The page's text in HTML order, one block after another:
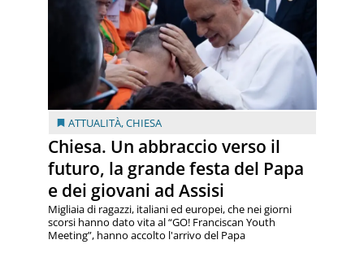
ATTUALITÀ,CHIESA
Chiesa. Un abbraccio verso il
futuro, la grande festa del Papa
e dei giovani ad Assisi
Migliaia di ragazzi, italiani ed europei, che nei giorni
scorsi hanno dato vita al “GO! Franciscan Youth
Meeting”, hanno accolto l'arrivo del Papa